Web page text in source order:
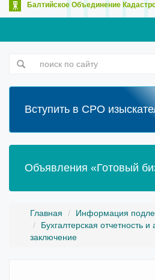
Балтийское Объединение
Вступить в СРО
Объявления «Готовый
Главная
Информация
Бухгалтерская отчетность и
заключение